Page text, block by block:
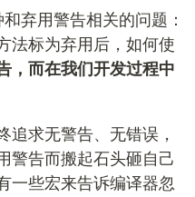
弃用警告相关的问题：
法标为弃用后，如何使
，而在我们开发过程中
追求无警告、无错误，
警告而搬起石头砸自己
一些宏来告诉编译器忽